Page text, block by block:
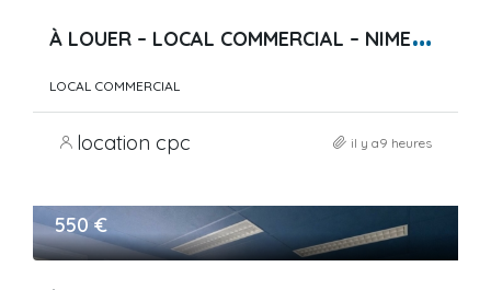
À
LOUER – LOCAL COMMERCIAL – NIMES Le Cabinet Petrucci C…
LOCAL COMMERCIAL
location cpc il y a9 heures
550 €